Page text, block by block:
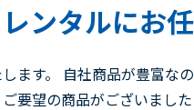
ンタルにお
ます。 自社商品が豊富な
要望の商品がございまし